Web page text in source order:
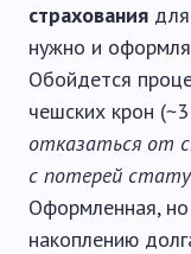
страхования
нужно и
Обойдется
чешских крон
отказаться от
с потерей
Оформленная, но
накоплению